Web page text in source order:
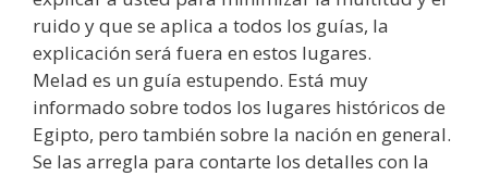
ruido y que se aplica a todos los guías, la
explicación será fuera en estos lugares.
Melad es un guía estupendo. Está muy
informado sobre todos los lugares históricos de
Egipto, pero también sobre la nación en general.
Se las arregla para contarte los detalles con la